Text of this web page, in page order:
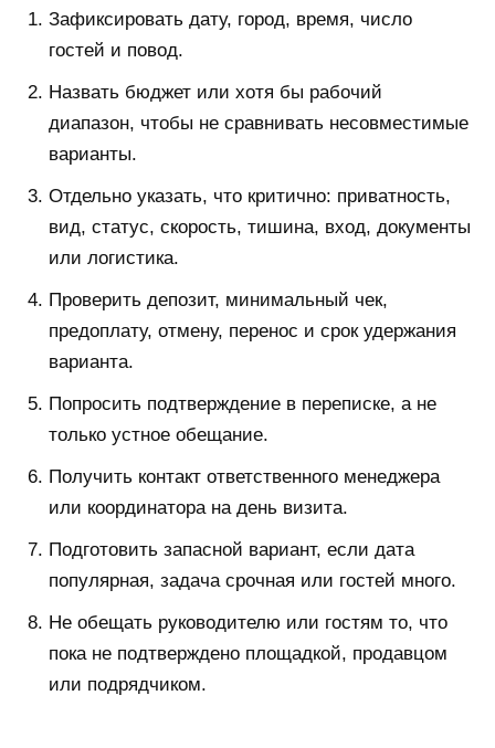
Зафиксировать дату, город, время, число
гостей и повод.
Назвать бюджет или хотя бы рабочий
диапазон, чтобы не сравнивать несовместимые
варианты.
Отдельно указать, что критично: приватность,
вид, статус, скорость, тишина, вход, документы
или логистика.
Проверить депозит, минимальный чек,
предоплату, отмену, перенос и срок удержания
варианта.
Попросить подтверждение в переписке, а не
только устное обещание.
Получить контакт ответственного менеджера
или координатора на день визита.
Подготовить запасной вариант, если дата
популярная, задача срочная или гостей много.
Не обещать руководителю или гостям то, что
пока не подтверждено площадкой, продавцом
или подрядчиком.